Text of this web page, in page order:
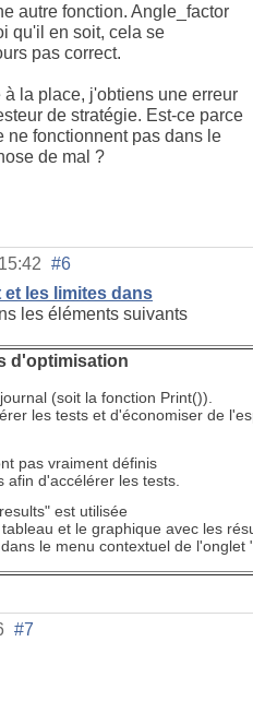
autre fonction. Angle_factor
qu'il en soit, cela se
pas correct.
la place, j'obtiens une erreur
de stratégie. Est-ce parce
ne fonctionnent pas dans le
de mal ?
#6
les limites dans
les éléments suivants
d'optimisation
(soit la fonction Print()).
les tests et d'économiser de
pas vraiment définis
afin d'accélérer les tests.
est utilisée
et le graphique avec les
le menu contextuel de
#7